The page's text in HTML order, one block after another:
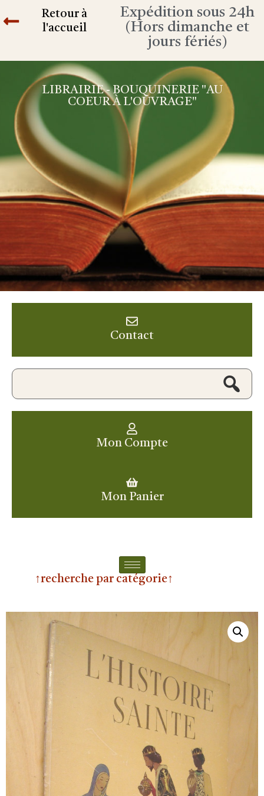
Retour à
l'accueil
Expédition sous 24h
(Hors dimanche et
jours fériés)
LIBRAIRIE - BOUQUINERIE "AU
COEUR À L'OUVRAGE"
Contact
Mon Compte
Mon Panier
↑recherche par catégorie↑